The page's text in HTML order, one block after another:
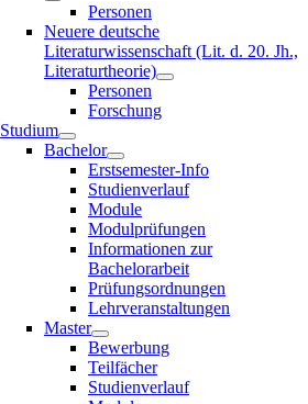
Personen
Neuere deutsche
Literaturwissenschaft (Lit. d. 20. Jh.,
Literaturtheorie)
Personen
Forschung
Studium
Bachelor
Erstsemester-Info
Studienverlauf
Module
Modulprüfungen
Informationen zur
Bachelorarbeit
Prüfungsordnungen
Lehrveranstaltungen
Master
Bewerbung
Teilfächer
Studienverlauf